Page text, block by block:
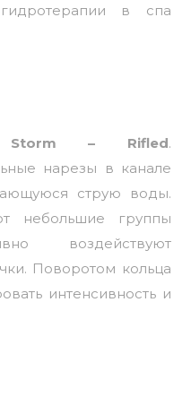
в спа
Storm – Rifled.
нарезы в канале
струю воды.
небольшие группы
воздействуют
Поворотом кольца
интенсивность и